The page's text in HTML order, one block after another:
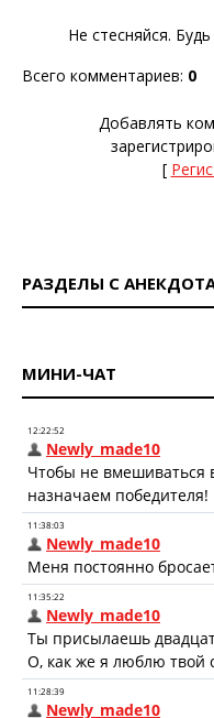
Не стесняйся.
Всего комментариев: 0
Добавлять
[
РАЗДЕЛЫ С
МИНИ-ЧАТ